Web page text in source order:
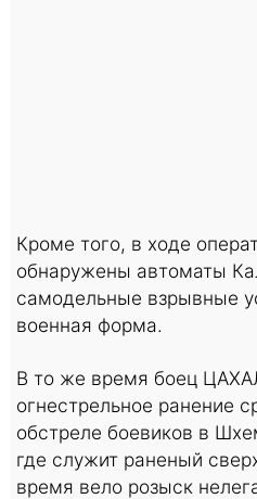
Кроме того, в ходе
обнаружены автоматы
самодельные взрывные
военная форма.
В то же время боец
огнестрельное ранение
обстреле боевиков в
где служит раненый
время вело розыск